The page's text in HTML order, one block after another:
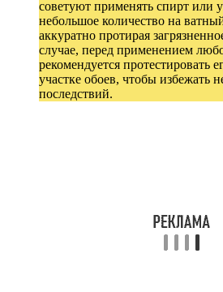
советуют применять спирт или
небольшое количество на
аккуратно протирая
случае, перед применением
рекомендуется протестировать
участке обоев, чтобы избежать
последствий.